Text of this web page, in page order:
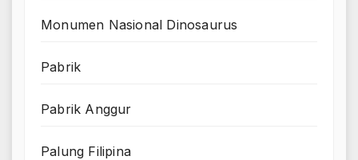
Monumen Nasional Dinosaurus
Pabrik
Pabrik Anggur
Palung Filipina